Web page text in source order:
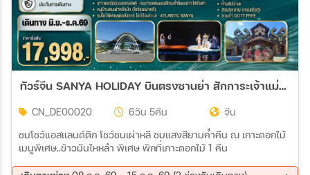
ตั้งแต่วันที่
ถึงวันที่
เฉพาะเดือน
ทัวร์จีน SANYA HOLIDAY บินตรงซานย่า สักการะเจ้าแม่กวนอิมหนานไห่ 6วัน 5คืน (DE)
CN_DE00020 6วัน 5คืน
จีน
ชมโชว์แอสแลนด์ติก โชว์ชนเผ่าหลี ชมแสงสียามค่ำคืน ณ เกาะดอกไม้
เมนูพิเศษ..ข้าวมันไหหลำ พิเศษ พักที่เกาะดอกไม้ 1 คืน